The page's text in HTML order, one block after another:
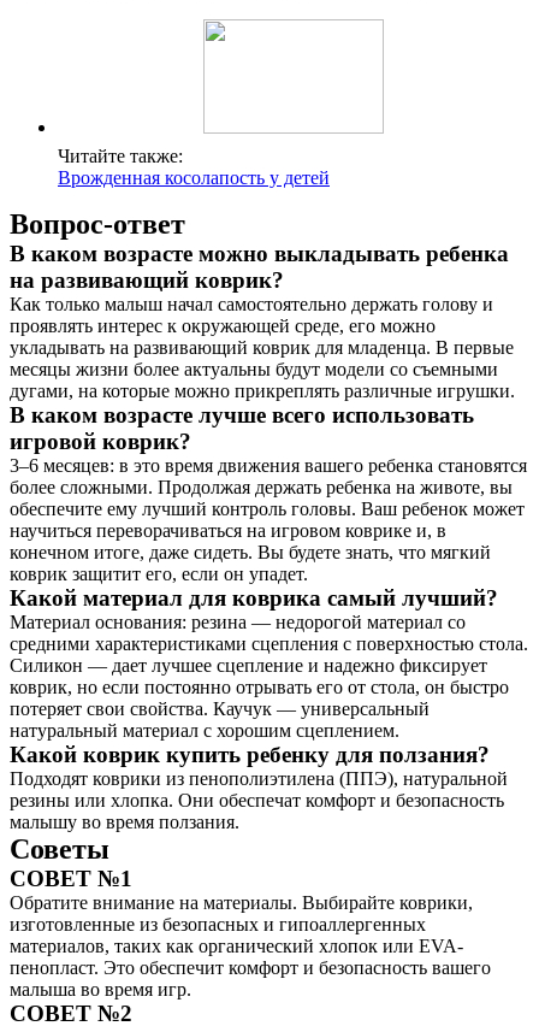
Читайте также:
Врожденная косолапость у детей
Вопрос-ответ
В каком возрасте можно выкладывать ребенка
на развивающий коврик?
Как только малыш начал самостоятельно держать голову и
проявлять интерес к окружающей среде, его можно
укладывать на развивающий коврик для младенца. В первые
месяцы жизни более актуальны будут модели со съемными
дугами, на которые можно прикреплять различные игрушки.
В каком возрасте лучше всего использовать
игровой коврик?
3–6 месяцев: в это время движения вашего ребенка становятся
более сложными. Продолжая держать ребенка на животе, вы
обеспечите ему лучший контроль головы. Ваш ребенок может
научиться переворачиваться на игровом коврике и, в
конечном итоге, даже сидеть. Вы будете знать, что мягкий
коврик защитит его, если он упадет.
Какой материал для коврика самый лучший?
Материал основания: резина — недорогой материал со
средними характеристиками сцепления с поверхностью стола.
Силикон — дает лучшее сцепление и надежно фиксирует
коврик, но если постоянно отрывать его от стола, он быстро
потеряет свои свойства. Каучук — универсальный
натуральный материал с хорошим сцеплением.
Какой коврик купить ребенку для ползания?
Подходят коврики из пенополиэтилена (ППЭ), натуральной
резины или хлопка. Они обеспечат комфорт и безопасность
малышу во время ползания.
Советы
СОВЕТ №1
Обратите внимание на материалы. Выбирайте коврики,
изготовленные из безопасных и гипоаллергенных
материалов, таких как органический хлопок или EVA-
пенопласт. Это обеспечит комфорт и безопасность вашего
малыша во время игр.
СОВЕТ №2